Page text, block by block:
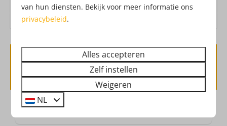
Buiten
Brandblusser
Rookmelder
Beschikbaarheid en prijs
2 gasten
van hun diensten. Bekijk voor meer informatie ons
privacybeleid.
Alles accepteren
Zelf instellen
Weigeren
NL